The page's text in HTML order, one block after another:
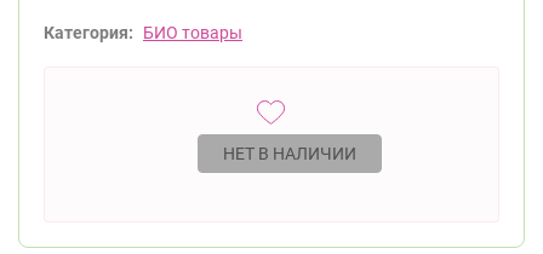
Категория: БИО товары
НЕТ В НАЛИЧИИ